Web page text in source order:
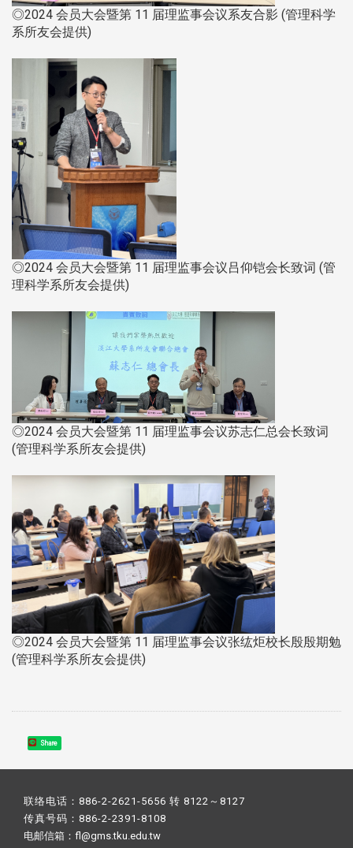
◎2024 会员大会暨第 11 届理监事会议系友合影 (管理科学
系所友会提供)
◎2024 会员大会暨第 11 届理监事会议吕仰铠会长致词 (管
理科学系所友会提供)
◎2024 会员大会暨第 11 届理监事会议苏志仁总会长致词
(管理科学系所友会提供)
◎2024 会员大会暨第 11 届理监事会议张纮炬校长殷殷期勉
(管理科学系所友会提供)
Share
联络电话：886-2-2621-5656 转 8122～8127
传真号码：886-2-2391-8108
电邮信箱：fl@gms.tku.edu.tw